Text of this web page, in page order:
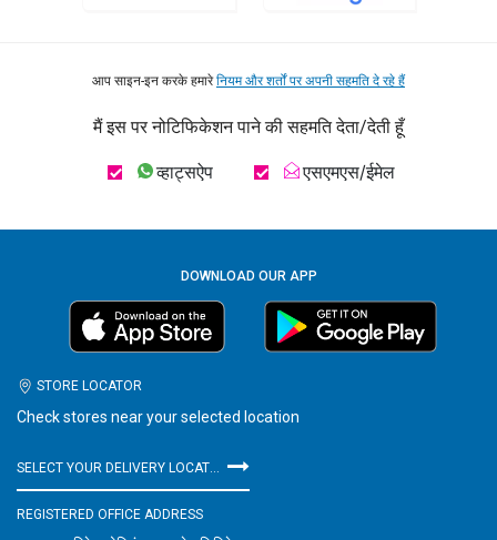
आप साइन-इन करके हमारेनियम और शर्तों पर अपनी सहमति दे रहे हैं
मैं इस पर नोटिफिकेशन पाने की सहमति देता/देती हूँ
व्हाट्सऐप एसएमएस/ईमेल
DOWNLOAD OUR APP
STORE LOCATOR
Check stores near your selected location
SELECT YOUR DELIVERY LOCATION
REGISTERED OFFICE ADDRESS